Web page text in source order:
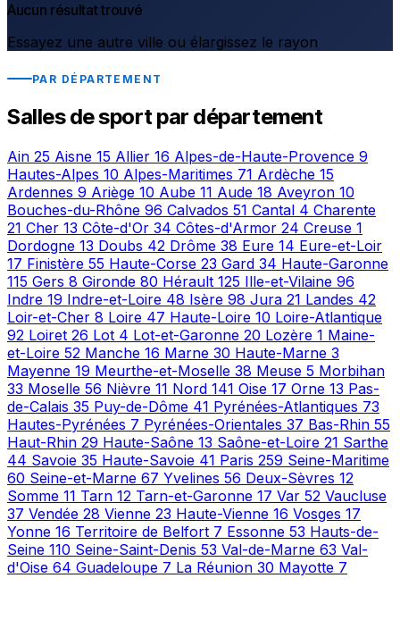
Aucun résultat trouvé
Essayez une autre ville ou élargissez le rayon
PAR DÉPARTEMENT
Salles de sport par département
Ain 25 Aisne 15 Allier 16 Alpes-de-Haute-Provence 9
Hautes-Alpes 10 Alpes-Maritimes 71 Ardèche 15
Ardennes 9 Ariège 10 Aube 11 Aude 18 Aveyron 10
Bouches-du-Rhône 96 Calvados 51 Cantal 4 Charente
21 Cher 13 Côte-d'Or 34 Côtes-d'Armor 24 Creuse 1
Dordogne 13 Doubs 42 Drôme 38 Eure 14 Eure-et-Loir
17 Finistère 55 Haute-Corse 23 Gard 34 Haute-Garonne
115 Gers 8 Gironde 80 Hérault 125 Ille-et-Vilaine 96
Indre 19 Indre-et-Loire 48 Isère 98 Jura 21 Landes 42
Loir-et-Cher 8 Loire 47 Haute-Loire 10 Loire-Atlantique
92 Loiret 26 Lot 4 Lot-et-Garonne 20 Lozère 1 Maine-
et-Loire 52 Manche 16 Marne 30 Haute-Marne 3
Mayenne 19 Meurthe-et-Moselle 38 Meuse 5 Morbihan
33 Moselle 56 Nièvre 11 Nord 141 Oise 17 Orne 13 Pas-
de-Calais 35 Puy-de-Dôme 41 Pyrénées-Atlantiques 73
Hautes-Pyrénées 7 Pyrénées-Orientales 37 Bas-Rhin 55
Haut-Rhin 29 Haute-Saône 13 Saône-et-Loire 21 Sarthe
44 Savoie 35 Haute-Savoie 41 Paris 259 Seine-Maritime
60 Seine-et-Marne 67 Yvelines 56 Deux-Sèvres 12
Somme 11 Tarn 12 Tarn-et-Garonne 17 Var 52 Vaucluse
37 Vendée 28 Vienne 23 Haute-Vienne 16 Vosges 17
Yonne 16 Territoire de Belfort 7 Essonne 53 Hauts-de-
Seine 110 Seine-Saint-Denis 53 Val-de-Marne 63 Val-
d'Oise 64 Guadeloupe 7 La Réunion 30 Mayotte 7